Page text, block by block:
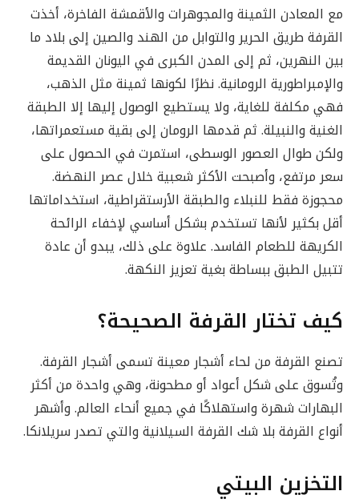
مع المعادن الثمينة والمجوهرات والأقمشة الفاخرة، أخذت
القرفة طريق الحرير والتوابل من الهند والصين إلى بلاد ما
بين النهرين، ثم إلى المدن الكبرى في اليونان القديمة
والإمبراطورية الرومانية. نظرًا لكونها ثمينة مثل الذهب،
فهي مكلفة للغاية، ولا يستطيع الوصول إليها إلا الطبقة
الغنية والنبيلة. ثم قدمها الرومان إلى بقية مستعمراتها،
ولكن طوال العصور الوسطى، استمرت في الحصول على
سعر مرتفع، وأصبحت الأكثر شعبية خلال عصر النهضة.
محجوزة فقط للنبلاء والطبقة الأرستقراطية، استخداماتها
أقل بكثير لأنها تستخدم بشكل أساسي لإخفاء الرائحة
الكريهة للطعام الفاسد. علاوة على ذلك، يبدو أن عادة
تتبيل الطبق ببساطة بغية تعزيز النكهة.
كيف تختار القرفة الصحيحة؟
تصنع القرفة من لحاء أشجار معينة تسمى أشجار القرفة.
وتُسوق على شكل أعواد أو مطحونة، وهي واحدة من أكثر
البهارات شهرة واستهلاكًا في جميع أنحاء العالم. وأشهر
أنواع القرفة بلا شك القرفة السيلانية والتي تصدر سريلانكا.
التخزين البيتي